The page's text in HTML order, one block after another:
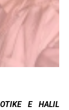
E HALIL